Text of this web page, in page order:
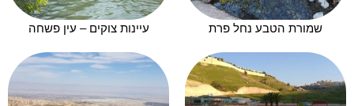
שמורת הטבע נחל פרת עיינות צוקים – עין פשחה